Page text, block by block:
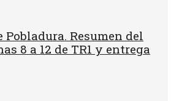
Pobladura. Resumen del
8 a 12 de TR1 y entrega